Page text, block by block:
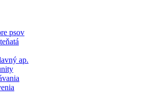
psov
ap.